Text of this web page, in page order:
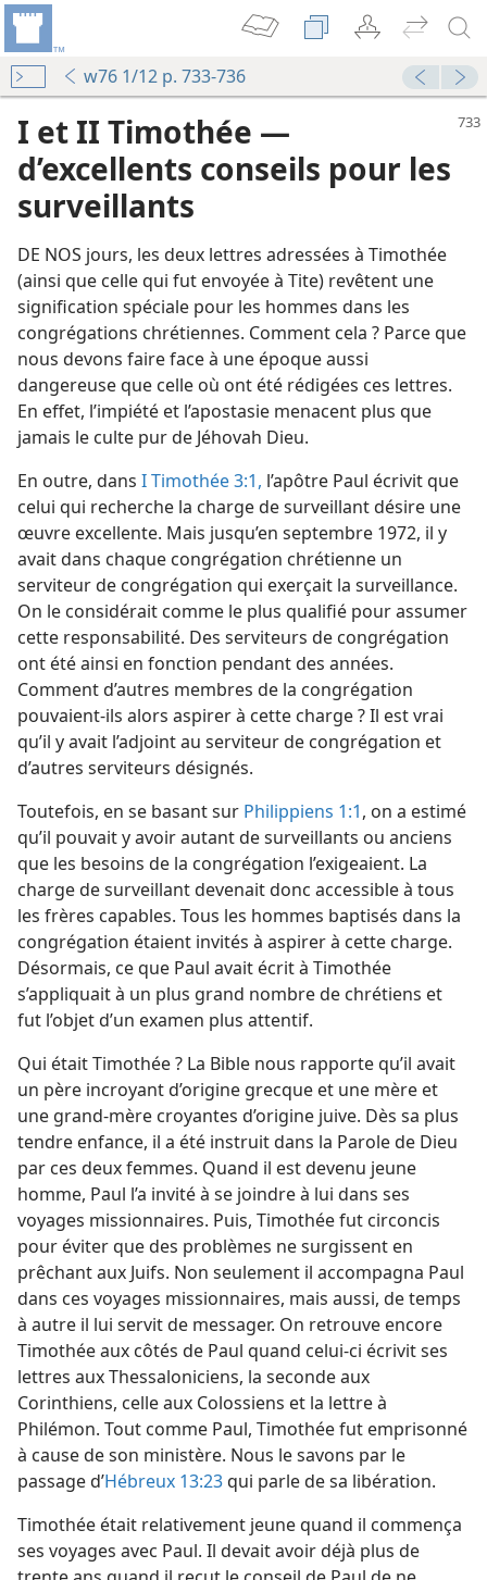
w76 1/12 p. 733-736
I et II Timothée —
d’excellents conseils pour les
surveillants
DE NOS jours, les deux lettres adressées à Timothée
(ainsi que celle qui fut envoyée à Tite) revêtent une
signification spéciale pour les hommes dans les
congrégations chrétiennes. Comment cela ? Parce que
nous devons faire face à une époque aussi
dangereuse que celle où ont été rédigées ces lettres.
En effet, l’impiété et l’apostasie menacent plus que
jamais le culte pur de Jéhovah Dieu.
En outre, dans I Timothée 3:1, l’apôtre Paul écrivit que
celui qui recherche la charge de surveillant désire une
œuvre excellente. Mais jusqu’en septembre 1972, il y
avait dans chaque congrégation chrétienne un
serviteur de congrégation qui exerçait la surveillance.
On le considérait comme le plus qualifié pour assumer
cette responsabilité. Des serviteurs de congrégation
ont été ainsi en fonction pendant des années.
Comment d’autres membres de la congrégation
pouvaient-​ils alors aspirer à cette charge ? Il est vrai
qu’il y avait l’adjoint au serviteur de congrégation et
d’autres serviteurs désignés.
Toutefois, en se basant sur Philippiens 1:1, on a estimé
qu’il pouvait y avoir autant de surveillants ou anciens
que les besoins de la congrégation l’exigeaient. La
charge de surveillant devenait donc accessible à tous
les frères capables. Tous les hommes baptisés dans la
congrégation étaient invités à aspirer à cette charge.
Désormais, ce que Paul avait écrit à Timothée
s’appliquait à un plus grand nombre de chrétiens et
fut l’objet d’un examen plus attentif.
Qui était Timothée ? La Bible nous rapporte qu’il avait
un père incroyant d’origine grecque et une mère et
une grand-mère croyantes d’origine juive. Dès sa plus
tendre enfance, il a été instruit dans la Parole de Dieu
par ces deux femmes. Quand il est devenu jeune
homme, Paul l’a invité à se joindre à lui dans ses
voyages missionnaires. Puis, Timothée fut circoncis
pour éviter que des problèmes ne surgissent en
prêchant aux Juifs. Non seulement il accompagna Paul
dans ces voyages missionnaires, mais aussi, de temps
à autre il lui servit de messager. On retrouve encore
Timothée aux côtés de Paul quand celui-ci écrivit ses
lettres aux Thessaloniciens, la seconde aux
Corinthiens, celle aux Colossiens et la lettre à
Philémon. Tout comme Paul, Timothée fut emprisonné
à cause de son ministère. Nous le savons par le
passage d’Hébreux 13:23qui parle de sa libération.
Timothée était relativement jeune quand il commença
ses voyages avec Paul. Il devait avoir déjà plus de